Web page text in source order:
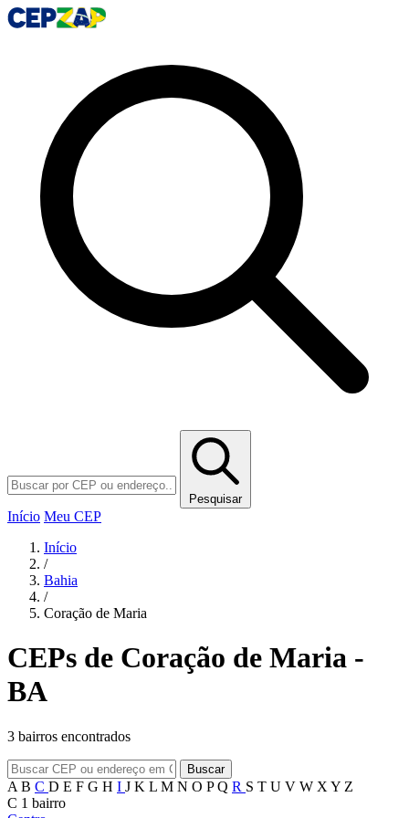
Pesquisar
Início Meu CEP
Início
/
Bahia
/
Coração de Maria
CEPs de Coração de Maria -
BA
3 bairros encontrados
Buscar
A B C D E F G H I J K L M N O PQ R S T U V W X Y Z
C 1 bairro